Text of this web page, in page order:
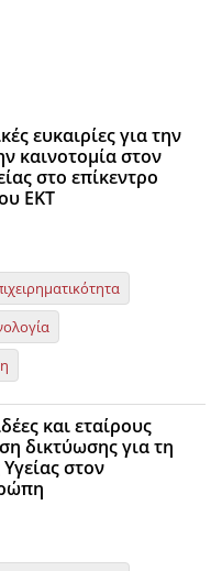
ευκαιρίες για την
καινοτομία στον
στο επίκεντρο
ΕΚΤ
και εταίρους
δικτύωσης για τη
στον